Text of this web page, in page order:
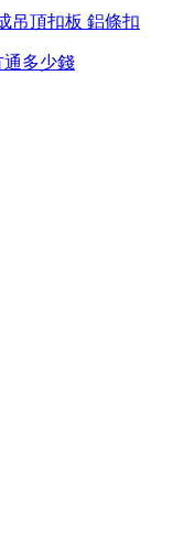
吊頂扣板 鋁條扣
通多少錢